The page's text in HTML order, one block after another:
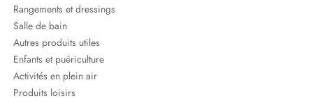
Rangements et dressings
Salle de bain
Autres produits utiles
Enfants et puériculture
Activités en plein air
Produits loisirs